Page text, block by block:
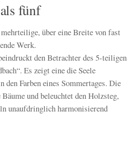
fünf
über eine Breite von fast
Werk.
den Betrachter des 5-teiligen
Es zeigt eine die Seele
den Farben eines Sommertages. Die
und beleuchtet den Holzsteg,
unaufdringlich harmonisierend